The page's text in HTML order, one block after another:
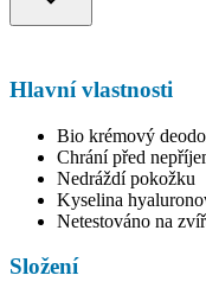
Hlavní vlastnosti
Bio krémový
Chrání před
Nedráždí pokožku
Kyselina
Netestováno na
Složení